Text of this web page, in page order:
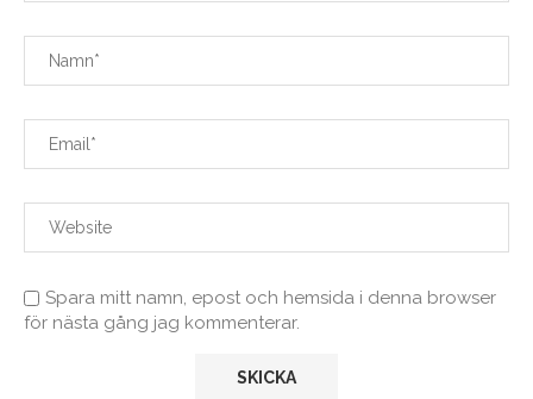
Spara mitt namn, epost och hemsida i denna browser
för nästa gång jag kommenterar.